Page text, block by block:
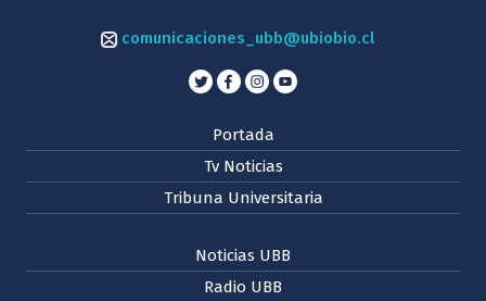
comunicaciones_ubb@ubiobio.cl
Portada
Tv Noticias
Tribuna Universitaria
Noticias UBB
Radio UBB